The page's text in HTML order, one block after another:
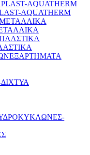
AQUATHERM
ΕΞΑΡΤΗΜΑΤΑ